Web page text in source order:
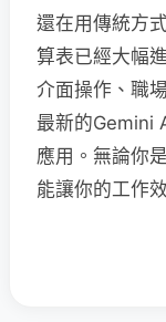
還在用傳統方
算表已經大幅
介面操作、職
最新的Gemini
應用。無論你
能讓你的工作